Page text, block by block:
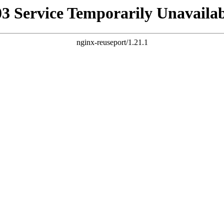
Service Temporarily
nginx-reuseport/1.21.1